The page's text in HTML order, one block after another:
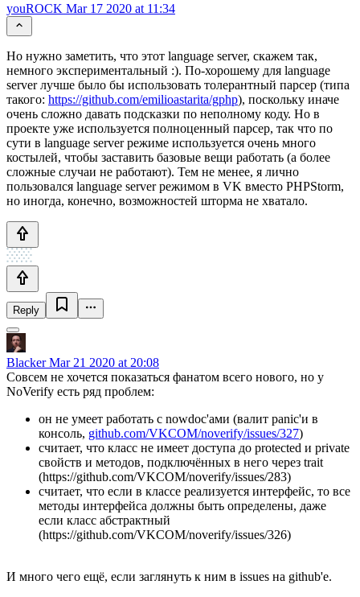
youROCK Mar 17 2020 at 11:34
Но нужно заметить, что этот language server, скажем так,
немного экспериментальный :). По-хорошему для language
server лучше было бы использовать толерантный парсер (типа
такого: https://github.com/emilioastarita/gphp), поскольку иначе
очень сложно давать подсказки по неполному коду. Но в
проекте уже используется полноценный парсер, так что по
сути в language server режиме используется очень много
костылей, чтобы заставить базовые вещи работать (а более
сложные случаи не работают). Тем не менее, я лично
пользовался language server режимом в VK вместо PHPStorm,
но иногда, конечно, возможностей шторма не хватало.
Reply
BlackerMar 21 2020 at 20:08
Совсем не хочется показаться фанатом всего нового, но у
NoVerify есть ряд проблем:
он не умеет работать с nowdoc'ами (валит panic'и в
консоль, github.com/VKCOM/noverify/issues/327)
считает, что класс не имеет доступа до protected и private
свойств и методов, подключённых в него через trait
(https://github.com/VKCOM/noverify/issues/283)
считает, что если в классе реализуется интерфейс, то все
методы интерфейса должны быть определены, даже
если класс абстрактный
(https://github.com/VKCOM/noverify/issues/326)
И много чего ещё, если заглянуть к ним в issues на github'е.